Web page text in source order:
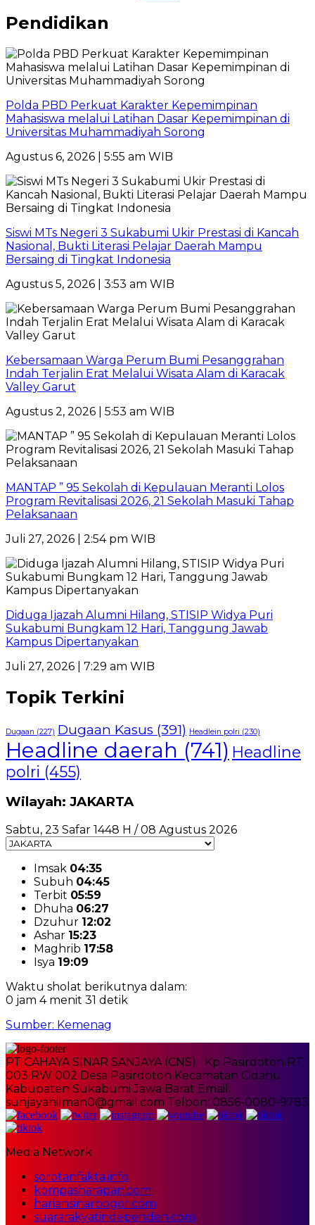
Pendidikan
Polda PBD Perkuat Karakter Kepemimpinan
Mahasiswa melalui Latihan Dasar Kepemimpinan di
Universitas Muhammadiyah Sorong
Agustus 6, 2026 | 5:55 am WIB
Siswi MTs Negeri 3 Sukabumi Ukir Prestasi di Kancah
Nasional, Bukti Literasi Pelajar Daerah Mampu
Bersaing di Tingkat Indonesia
Agustus 5, 2026 | 3:53 am WIB
Kebersamaan Warga Perum Bumi Pesanggrahan
Indah Terjalin Erat Melalui Wisata Alam di Karacak
Valley Garut
Agustus 2, 2026 | 5:53 am WIB
MANTAP ” 95 Sekolah di Kepulauan Meranti Lolos
Program Revitalisasi 2026, 21 Sekolah Masuki Tahap
Pelaksanaan
Juli 27, 2026 | 2:54 pm WIB
Diduga Ijazah Alumni Hilang, STISIP Widya Puri
Sukabumi Bungkam 12 Hari, Tanggung Jawab
Kampus Dipertanyakan
Juli 27, 2026 | 7:29 am WIB
Topik Terkini
Dugaan (227) Dugaan Kasus (391) Headlein polri (230)
Headline daerah (741) Headline
polri (455)
Wilayah: JAKARTA
Sabtu, 23 Safar 1448 H / 08 Agustus 2026
Imsak 04:35
Subuh 04:45
Terbit 05:59
Dhuha 06:27
Dzuhur 12:02
Ashar 15:23
Maghrib 17:58
Isya 19:09
Waktu sholat berikutnya dalam:
0 jam 4 menit 30 detik
Sumber: Kemenag
PT CAHAYA SINAR SANJAYA (CNS) Kp Pasirdoton RT
003 RW 002 Desa Pasirdoton Kecamatan Cidahu
Kabupaten Sukabumi Jawa Barat Email:
sunjayahilman0@gmail.com Telpon: 0856-0080-9783
Media Network
sorotanfakta.info
kompasharapan.com
hariansinarbogor.com
suararakyatindependen.com